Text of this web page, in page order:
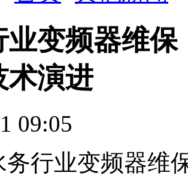
业变频器维
术演进
09:05
务行业变频器维